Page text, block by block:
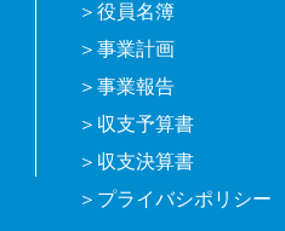
役員名簿
事業計画
事業報告
収支予算書
収支決算書
プライバシポリシー